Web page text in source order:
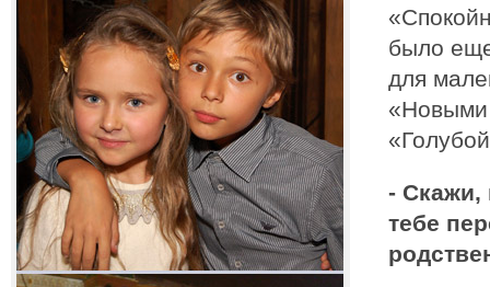
было
для
«Новыми
- Скажи,
тебе